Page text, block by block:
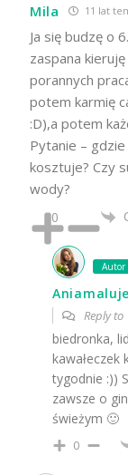
Mila 11 lat
Ja się budzę o
zaspana
porannych
potem karmię
:D),a potem
Pytanie –
kosztuje? Czy
wody?
0
Autor
Aniamaluje
Reply to
biedronka,
kawałeczek
tygodnie :))
zawsze o
świeżym 🙂
0